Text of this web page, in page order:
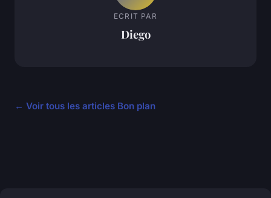
ECRIT PAR
Diego
← Voir tous les articles Bon plan